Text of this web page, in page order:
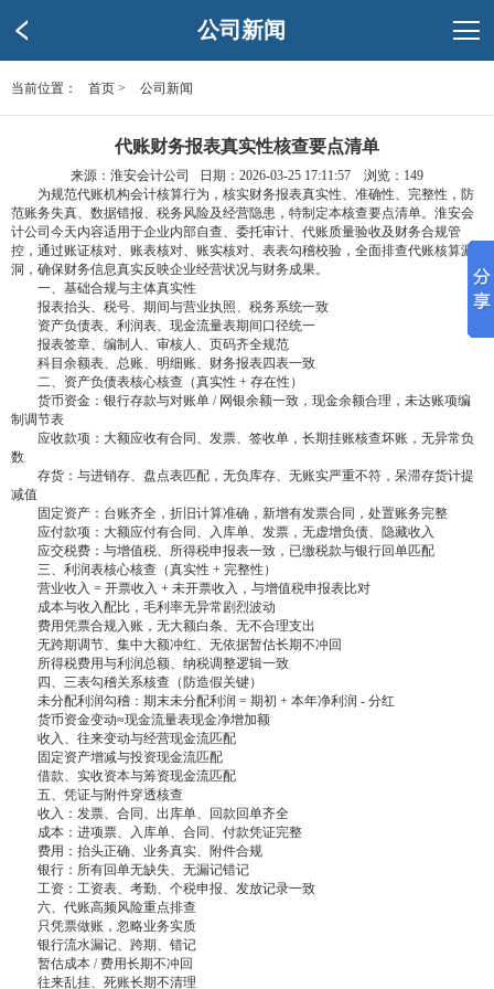
公司新闻
当前位置： 首页 > 公司新闻
‌代账财务报表真实性核查要点清单
来源：淮安会计公司 日期：2026-03-25 17:11:57 浏览： 149
‌ 为规范代账机构会计核算行为，核实财务报表真实性、准确性、完整性，防
范账务失真、数据错报、税务风险及经营隐患，特制定本核查要点清单。淮安会
计公司今天内容适用于企业内部自查、委托审计、代账质量验收及财务合规管
控，通过账证核对、账表核对、账实核对、表表勾稽校验，全面排查代账核算漏
洞，确保财务信息真实反映企业经营状况与财务成果。
‌ 一、基础合规与主体真实性
‌ 报表抬头、税号、期间与营业执照、税务系统一致
‌ 资产负债表、利润表、现金流量表期间口径统一
‌ 报表签章、编制人、审核人、页码齐全规范
‌ 科目余额表、总账、明细账、财务报表四表一致
‌ 二、资产负债表核心核查（真实性 + 存在性）
‌ 货币资金：银行存款与对账单 / 网银余额一致，现金余额合理，未达账项编
制调节表
‌ 应收款项：大额应收有合同、发票、签收单，长期挂账核查坏账，无异常负
数
‌ 存货：与进销存、盘点表匹配，无负库存、无账实严重不符，呆滞存货计提
减值
‌ 固定资产：台账齐全，折旧计算准确，新增有发票合同，处置账务完整
‌ 应付款项：大额应付有合同、入库单、发票，无虚增负债、隐藏收入
‌ 应交税费：与增值税、所得税申报表一致，已缴税款与银行回单匹配
‌ 三、利润表核心核查（真实性 + 完整性）
‌ 营业收入 = 开票收入 + 未开票收入，与增值税申报表比对
‌ 成本与收入配比，毛利率无异常剧烈波动
‌ 费用凭票合规入账，无大额白条、无不合理支出
‌ 无跨期调节、集中大额冲红、无依据暂估长期不冲回
‌ 所得税费用与利润总额、纳税调整逻辑一致
‌ 四、三表勾稽关系核查（防造假关键）
‌ 未分配利润勾稽：期末未分配利润 = 期初 + 本年净利润 - 分红
‌ 货币资金变动≈现金流量表现金净增加额
‌ 收入、往来变动与经营现金流匹配
‌ 固定资产增减与投资现金流匹配
‌ 借款、实收资本与筹资现金流匹配
‌ 五、凭证与附件穿透核查
‌ 收入：发票、合同、出库单、回款回单齐全
‌ 成本：进项票、入库单、合同、付款凭证完整
‌ 费用：抬头正确、业务真实、附件合规
‌ 银行：所有回单无缺失、无漏记错记
‌ 工资：工资表、考勤、个税申报、发放记录一致
‌ 六、代账高频风险重点排查
‌ 只凭票做账，忽略业务实质
‌ 银行流水漏记、跨期、错记
‌ 暂估成本 / 费用长期不冲回
‌ 往来乱挂、死账长期不清理